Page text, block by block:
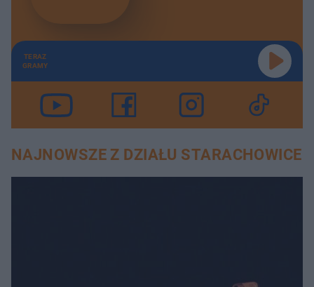
TERAZ
GRAMY
NAJNOWSZE Z DZIAŁU STARACHOWICE